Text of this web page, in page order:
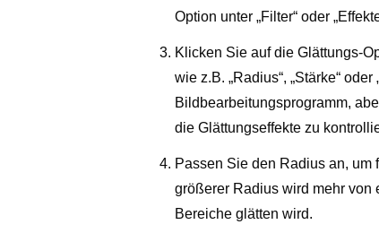
Option unter „Filter“ oder
Klicken Sie auf die Glättungs-
wie z.B. „Radius“, „Stärke“
Bildbearbeitungsprogramm,
die Glättungseffekte zu
Passen Sie den Radius an,
größerer Radius wird mehr von
Bereiche glätten wird.